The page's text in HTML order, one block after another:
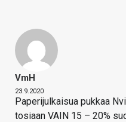
VmH
23.9.2020
Paperijulkaisua pukkaa
tosiaan VAIN 15 – 20%